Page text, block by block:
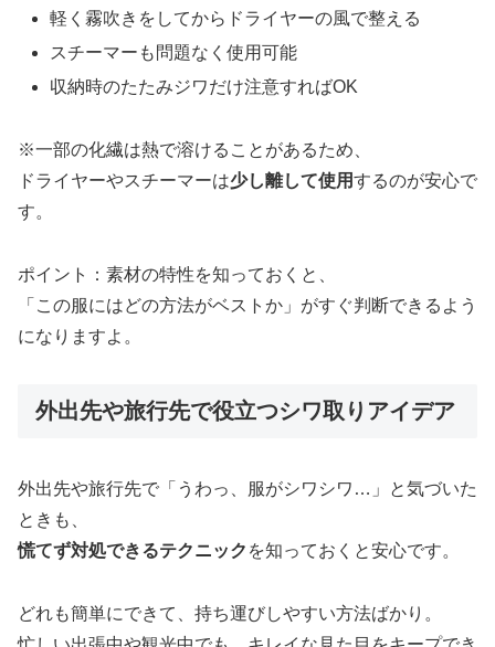
軽く霧吹きをしてからドライヤーの風で整える
スチーマーも問題なく使用可能
収納時のたたみジワだけ注意すればOK
※一部の化繊は熱で溶けることがあるため、
ドライヤーやスチーマーは少し離して使用するのが安心で
す。
ポイント：素材の特性を知っておくと、
「この服にはどの方法がベストか」がすぐ判断できるよう
になりますよ。
外出先や旅行先で役立つシワ取りアイデア
外出先や旅行先で「うわっ、服がシワシワ…」と気づいた
ときも、
慌てず対処できるテクニック を知っておくと安心です。
どれも簡単にできて、持ち運びしやすい方法ばかり。